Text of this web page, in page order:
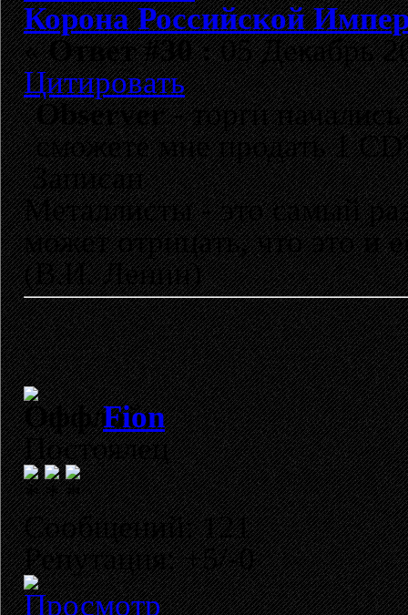
Корона Российской
«Ответ #30 :05 Декабрь
Цитировать
Observer- торги
сможете мне продать 1
Записан
Металлисты - это самый
может отрицать, что это и
(В.И. Ленин)
Fion
Постоялец
Сообщений: 121
Репутация: +5/-0